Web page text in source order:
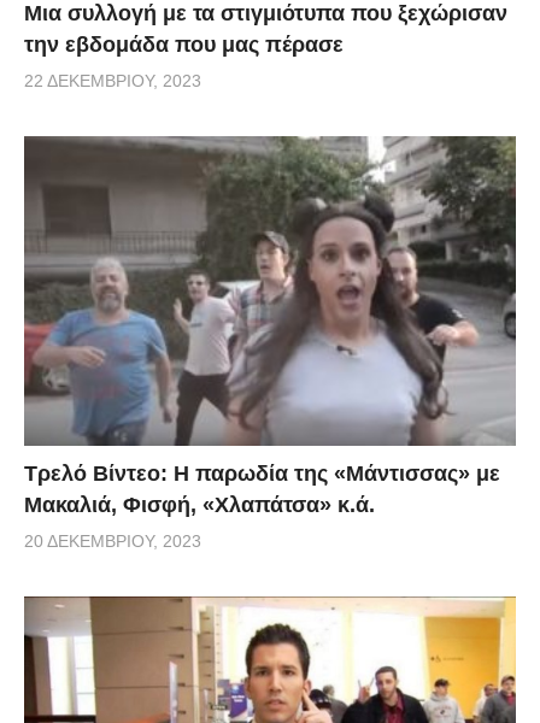
Μια συλλογή με τα στιγμιότυπα που ξεχώρισαν
την εβδομάδα που μας πέρασε
22 ΔΕΚΕΜΒΡΊΟΥ, 2023
Τρελό Βίντεο: H παρωδία της «Μάντισσας» με
Μακαλιά, Φισφή, «Χλαπάτσα» κ.ά.
20 ΔΕΚΕΜΒΡΊΟΥ, 2023